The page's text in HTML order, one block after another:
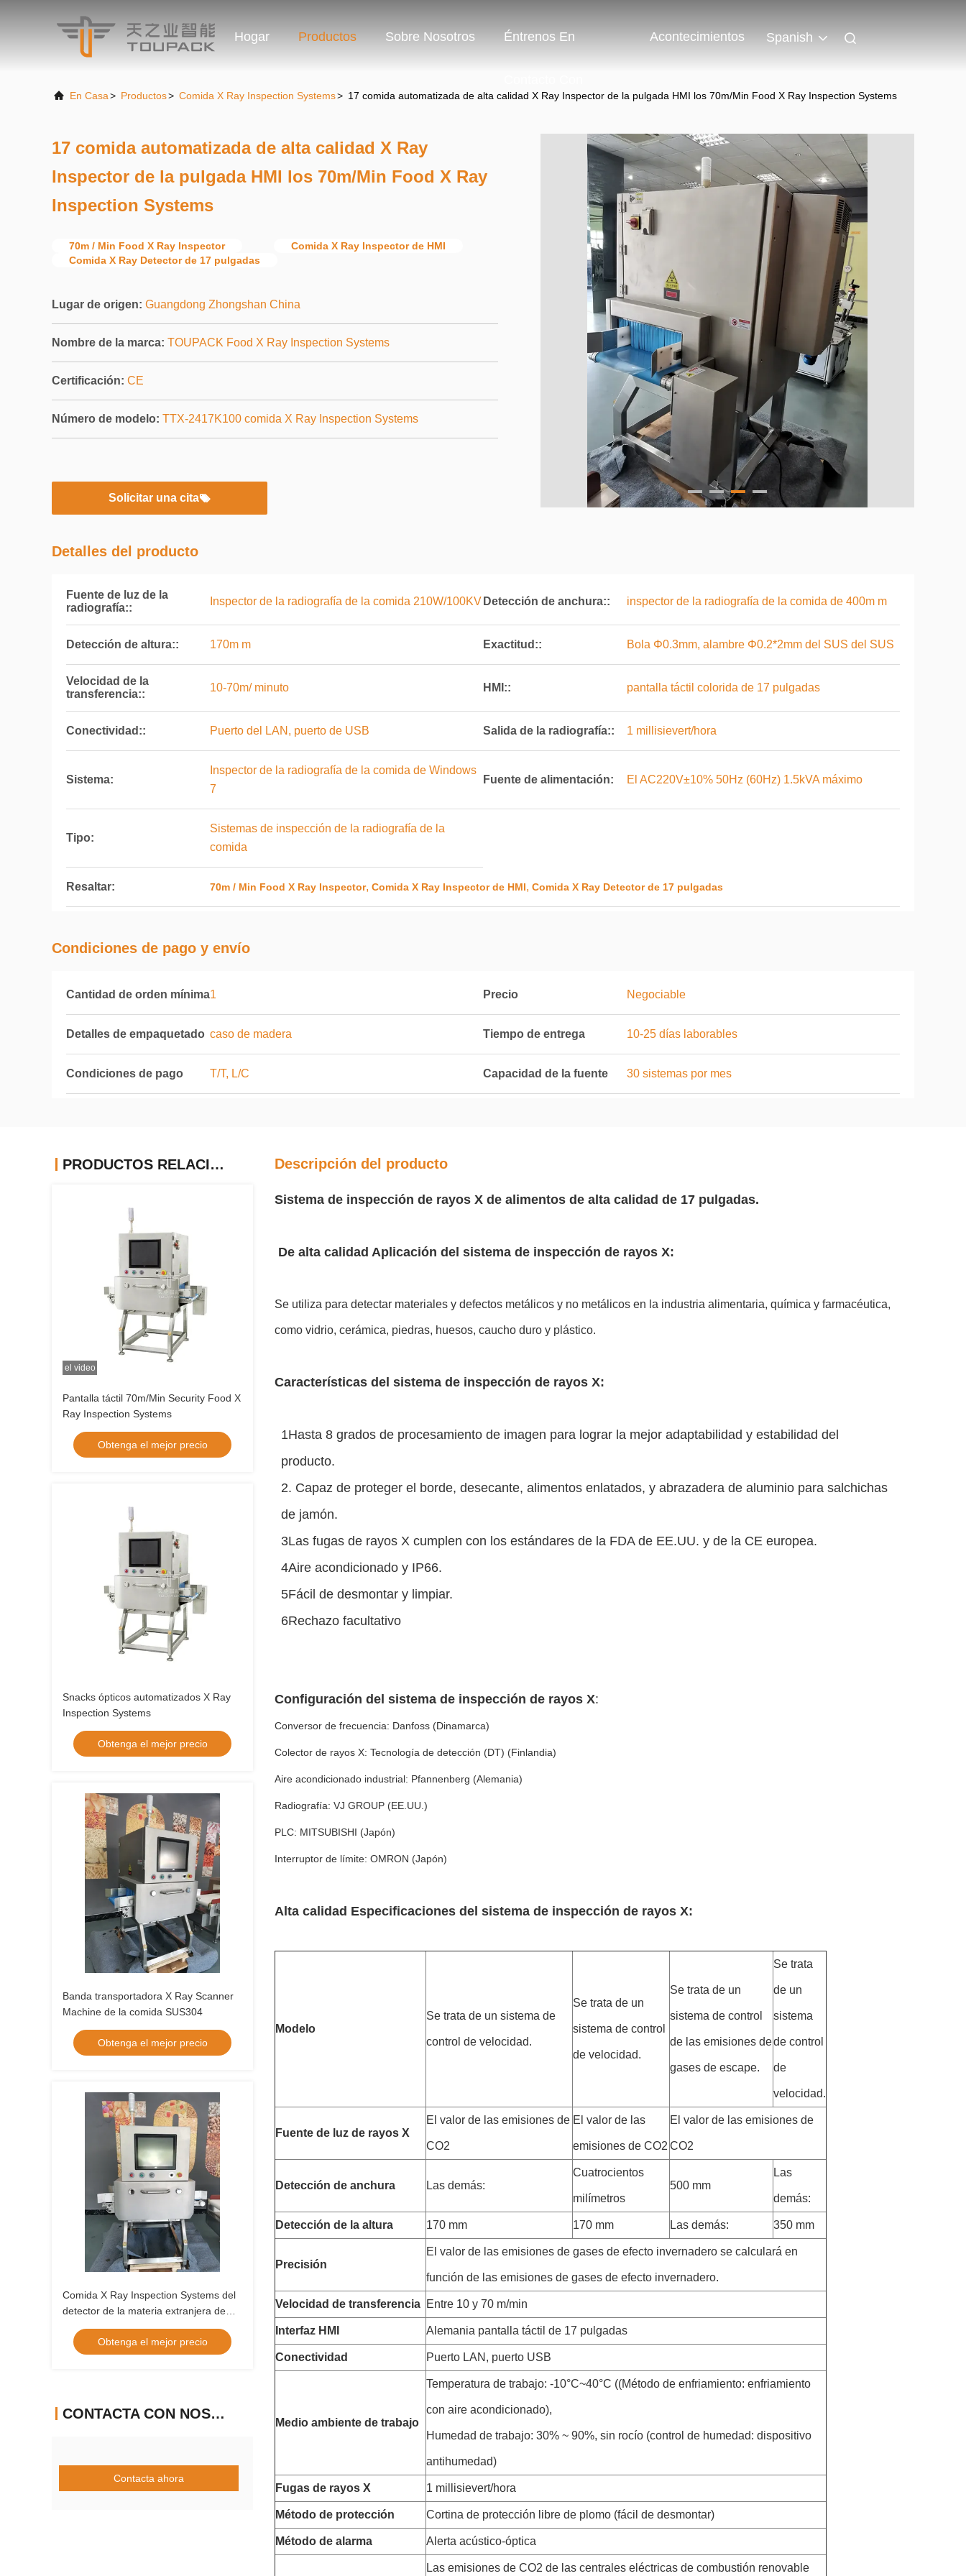
Hogar Productos Sobre Nosotros Éntrenos En Acontecimientos Spanish
En Casa> Productos> Comida X Ray Inspection Systems> 17 comida automatizada de alta calidad X Ray Inspector de la pulgada HMI los 70m/Min Food X Ray Inspection Systems
17 comida automatizada de alta calidad X Ray
Inspector de la pulgada HMI los 70m/Min Food X Ray
Inspection Systems
70m / Min Food X Ray Inspector
Comida X Ray Inspector de HMI
Comida X Ray Detector de 17 pulgadas
Lugar de origen: Guangdong Zhongshan China
Nombre de la marca: TOUPACK Food X Ray Inspection Systems
Certificación: CE
Número de modelo: TTX-2417K100 comida X Ray Inspection Systems
Solicitar una cita
Detalles del producto
Fuente de luz de la
radiografía::
Inspector de la radiografía de la comida 210W/100KV Detección de anchura:: inspector de la radiografía de la comida de 400m m
Detección de altura:: 170m m Exactitud:: Bola Φ0.3mm, alambre Φ0.2*2mm del SUS del SUS
Velocidad de la
transferencia::
10-70m/ minuto HMI:: pantalla táctil colorida de 17 pulgadas
Conectividad:: Puerto del LAN, puerto de USB Salida de la radiografía:: 1 millisievert/hora
Sistema:
Inspector de la radiografía de la comida de Windows
7
Fuente de alimentación: El AC220V±10% 50Hz (60Hz) 1.5kVA máximo
Tipo:
Sistemas de inspección de la radiografía de la
comida
Resaltar: 70m / Min Food X Ray Inspector, Comida X Ray Inspector de HMI, Comida X Ray Detector de 17 pulgadas
Condiciones de pago y envío
Cantidad de orden mínima1 Precio Negociable
Detalles de empaquetado caso de madera Tiempo de entrega 10-25 días laborables
Condiciones de pago T/T, L/C Capacidad de la fuente 30 sistemas por mes
PRODUCTOS RELACIONADOS
el video
Pantalla táctil 70m/Min Security Food X
Ray Inspection Systems
Obtenga el mejor precio
Snacks ópticos automatizados X Ray
Inspection Systems
Obtenga el mejor precio
Banda transportadora X Ray Scanner
Machine de la comida SUS304
Obtenga el mejor precio
Comida X Ray Inspection Systems del
detector de la materia extranjera de
Digitaces
Obtenga el mejor precio
CONTACTA CON NOSOTROS
Contacta ahora
Descripción del producto
Sistema de inspección de rayos X de alimentos de alta calidad de 17 pulgadas.
De alta calidad Aplicación del sistema de inspección de rayos X:
Se utiliza para detectar materiales y defectos metálicos y no metálicos en la industria alimentaria, química y farmacéutica,
como vidrio, cerámica, piedras, huesos, caucho duro y plástico.
Características del sistema de inspección de rayos X:
1Hasta 8 grados de procesamiento de imagen para lograr la mejor adaptabilidad y estabilidad del
producto.
2. Capaz de proteger el borde, desecante, alimentos enlatados, y abrazadera de aluminio para salchichas
de jamón.
3Las fugas de rayos X cumplen con los estándares de la FDA de EE.UU. y de la CE europea.
4Aire acondicionado y IP66.
5Fácil de desmontar y limpiar.
6Rechazo facultativo
Configuración del sistema de inspección de rayos X:
Conversor de frecuencia: Danfoss (Dinamarca)
Colector de rayos X: Tecnología de detección (DT) (Finlandia)
Aire acondicionado industrial: Pfannenberg (Alemania)
Radiografía: VJ GROUP (EE.UU.)
PLC: MITSUBISHI (Japón)
Interruptor de límite: OMRON (Japón)
Alta calidad Especificaciones del sistema de inspección de rayos X:
Modelo
Se trata de un sistema de
control de velocidad.
Se trata de un
sistema de control
de velocidad.
Se trata de un
sistema de control
de las emisiones de
gases de escape.
Se trata
de un
sistema
de control
de
velocidad.
Fuente de luz de rayos X
El valor de las emisiones de
CO2
El valor de las
emisiones de CO2
El valor de las emisiones de
CO2
Detección de anchura Las demás:
Cuatrocientos
milímetros
500 mm
Las
demás:
Detección de la altura 170 mm 170 mm Las demás: 350 mm
Precisión
El valor de las emisiones de gases de efecto invernadero se calculará en
función de las emisiones de gases de efecto invernadero.
Velocidad de transferencia Entre 10 y 70 m/min
Interfaz HMI Alemania pantalla táctil de 17 pulgadas
Conectividad Puerto LAN, puerto USB
Medio ambiente de trabajo
Temperatura de trabajo: -10°C~40°C ((Método de enfriamiento: enfriamiento
con aire acondicionado),
Humedad de trabajo: 30% ~ 90%, sin rocío (control de humedad: dispositivo
antihumedad)
Fugas de rayos X 1 millisievert/hora
Método de protección Cortina de protección libre de plomo (fácil de desmontar)
Método de alarma Alerta acústico-óptica
Las emisiones de CO2 de las centrales eléctricas de combustión renovable